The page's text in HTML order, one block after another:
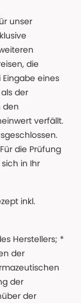
unser
die
eines
der
den
verfällt.
die Prüfung
in Ihr
inkl.
Herstellers; *
der
der
der